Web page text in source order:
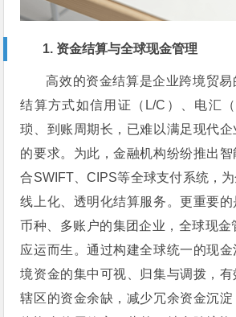
1. 资金结算与全球现金管理
高效的资金结算是企业跨境贸
结算方式如信用证（L/C）、电汇
琐、到账周期长，已难以满足现代
的要求。为此，金融机构纷纷推出
合SWIFT、CIPS等全球支付系统，
线上化、透明化结算服务。更重要
币种、多账户的集团企业，全球现金
应运而生。通过构建全球统一的现
境资金的集中可视、归集与调拨，
辖区的资金余缺，减少冗余资金沉